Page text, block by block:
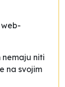
niti
na svojim